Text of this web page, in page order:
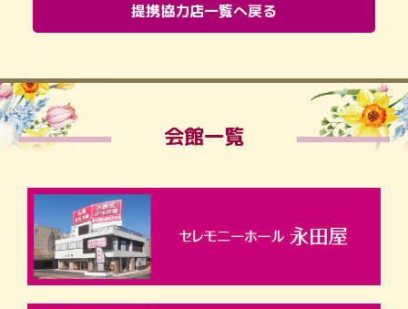
提携協力店一覧へ戻る
会館一覧